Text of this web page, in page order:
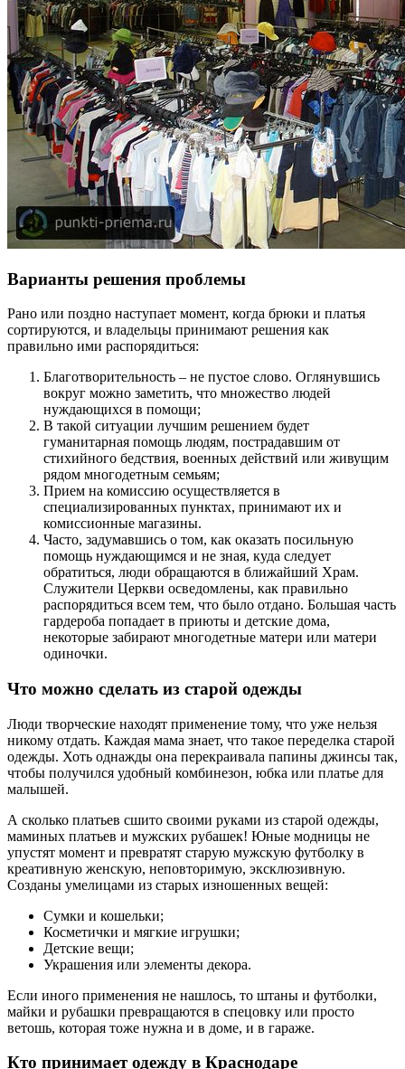
Варианты решения проблемы
Рано или поздно наступает момент, когда брюки и платья
сортируются, и владельцы принимают решения как
правильно ими распорядиться:
Благотворительность – не пустое слово. Оглянувшись
вокруг можно заметить, что множество людей
нуждающихся в помощи;
В такой ситуации лучшим решением будет
гуманитарная помощь людям, пострадавшим от
стихийного бедствия, военных действий или живущим
рядом многодетным семьям;
Прием на комиссию осуществляется в
специализированных пунктах, принимают их и
комиссионные магазины.
Часто, задумавшись о том, как оказать посильную
помощь нуждающимся и не зная, куда следует
обратиться, люди обращаются в ближайший Храм.
Служители Церкви осведомлены, как правильно
распорядиться всем тем, что было отдано. Большая часть
гардероба попадает в приюты и детские дома,
некоторые забирают многодетные матери или матери
одиночки.
Что можно сделать из старой одежды
Люди творческие находят применение тому, что уже нельзя
никому отдать. Каждая мама знает, что такое переделка старой
одежды. Хоть однажды она перекраивала папины джинсы так,
чтобы получился удобный комбинезон, юбка или платье для
малышей.
А сколько платьев сшито своими руками из старой одежды,
маминых платьев и мужских рубашек! Юные модницы не
упустят момент и превратят старую мужскую футболку в
креативную женскую, неповторимую, эксклюзивную.
Созданы умелицами из старых изношенных вещей:
Сумки и кошельки;
Косметички и мягкие игрушки;
Детские вещи;
Украшения или элементы декора.
Если иного применения не нашлось, то штаны и футболки,
майки и рубашки превращаются в спецовку или просто
ветошь, которая тоже нужна и в доме, и в гараже.
Кто принимает одежду в Краснодаре